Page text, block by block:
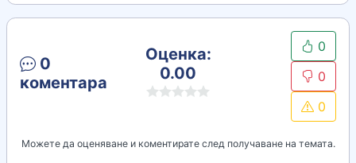
0
коментара
Оценка:
0.00
0
0
0
Можете да оценяване и коментирате след получаване на темата.